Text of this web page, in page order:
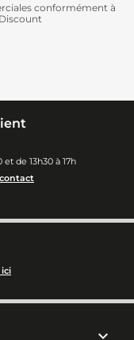
conformément à
de 13h30 à 17h